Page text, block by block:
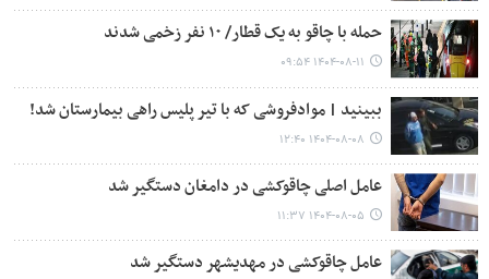
حمله با چاقو به یک قطار/ ۱۰ نفر زخمی شدند
۱۴۰۴-۰۸-۱۱ ۰۹:۵۴
ببینید | موادفروشی که با تیر پلیس راهی بیمارستان شد!
۱۴۰۴-۰۸-۰۸ ۱۲:۴۰
عامل اصلی چاقوکشی در دامغان دستگیر شد
۱۴۰۴-۰۸-۰۵ ۱۱:۳۷
عامل چاقوکشی در مهدیشهر دستگیر شد